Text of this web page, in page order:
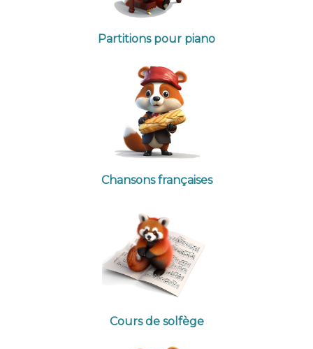
Partitions pour piano
Chansons françaises
Cours de solfège